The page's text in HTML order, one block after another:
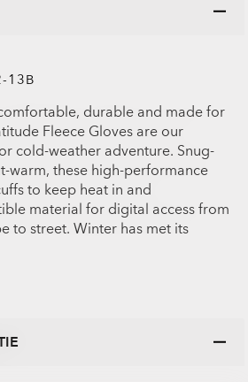
13B
durable and made for
Fleece Gloves are our
cold-weather adventure. Snug-
warm, these high-performance
to keep heat in and
material for digital access from
to street. Winter has met its